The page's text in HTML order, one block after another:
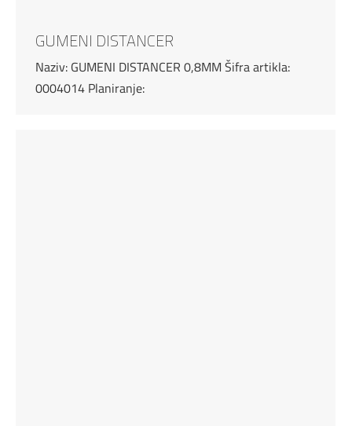
GUMENI DISTANCER
Naziv: GUMENI DISTANCER 0,8MM Šifra artikla:
0004014 Planiranje: